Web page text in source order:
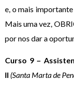
e, o mais
Mais uma vez,
por nos dar a
Curso 9 –
II (Santa Marta de